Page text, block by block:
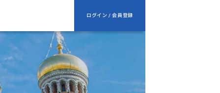
ログイン / 会員登録